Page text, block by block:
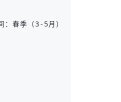
季（3-5月）和秋季（9-11月